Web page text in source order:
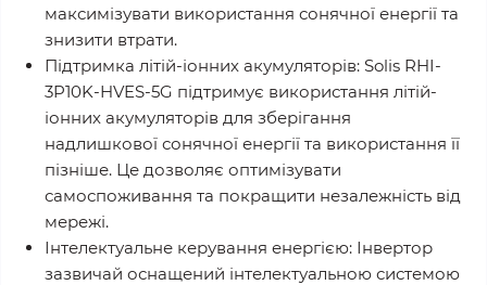
максимізувати використання сонячної енергії та
знизити втрати.
Підтримка літій-іонних акумуляторів: Solis RHI-
3P10K-HVES-5G підтримує використання літій-
іонних акумуляторів для зберігання
надлишкової сонячної енергії та використання її
пізніше. Це дозволяє оптимізувати
самоспоживання та покращити незалежність від
мережі.
Інтелектуальне керування енергією: Інвертор
зазвичай оснащений інтелектуальною системою